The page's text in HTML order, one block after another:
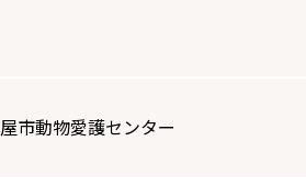
市動物愛護センター